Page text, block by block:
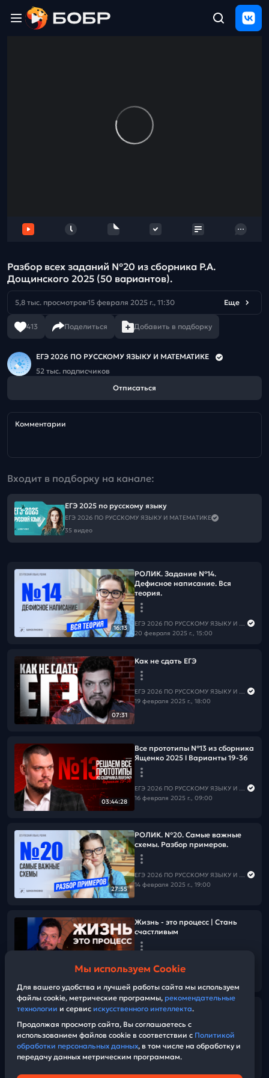
отзыв
Разбор всех заданий №20 из сборника Р.А.
Дощинского 2025 (50 вариантов).
5,8 тыс. просмотров 15 февраля 2025 г., 11:30 Еще
413 Поделиться Добавить в подборку
ЕГЭ 2026 ПО РУССКОМУ ЯЗЫКУ И МАТЕМАТИКЕ
52 тыс. подписчиков
Отписаться
Комментарии
Входит в подборку на канале:
ЕГЭ 2025 по русскому языку
ЕГЭ 2026 ПО РУССКОМУ ЯЗЫКУ И МАТЕМАТИКЕ
35 видео
16:13
РОЛИК. Задание №14.
Дефисное написание. Вся
теория.
ЕГЭ 2026 ПО РУССКОМУ ЯЗЫКУ И МАТЕМАТИКЕ
20 февраля 2025 г., 15:00
07:31
Как не сдать ЕГЭ
ЕГЭ 2026 ПО РУССКОМУ ЯЗЫКУ И МАТЕМАТИКЕ
19 февраля 2025 г., 18:00
03:44:28
Все прототипы №13 из сборника
Ященко 2025 l Варианты 19-36
ЕГЭ 2026 ПО РУССКОМУ ЯЗЫКУ И МАТЕМАТИКЕ
16 февраля 2025 г., 09:00
27:55
РОЛИК. №20. Самые важные
схемы. Разбор примеров.
ЕГЭ 2026 ПО РУССКОМУ ЯЗЫКУ И МАТЕМАТИКЕ
14 февраля 2025 г., 19:00
Жизнь - это процесс | Стань
счастливым
13 февраля 2025 г., 19:45
19:26
РОЛИК по №7. Самые важные
будет на ЕГЭ.
Мы используем Cookie
Для вашего удобства и лучшей работы сайта мы используем
файлы cookie, метрические программы, рекомендательные
технологии и сервис искусственного интеллекта.
Продолжая просмотр сайта, Вы соглашаетесь с
использованием файлов cookie в соответствии с Политикой
обработки персональных данных, в том числе на обработку и
передачу данных метрическим программам.